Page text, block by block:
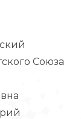
Союза